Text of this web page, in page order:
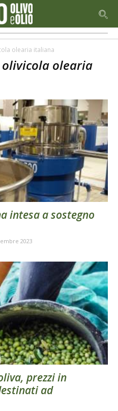
olearia italiana
olivicola olearia
intesa a sostegno
2023
prezzi in
ad